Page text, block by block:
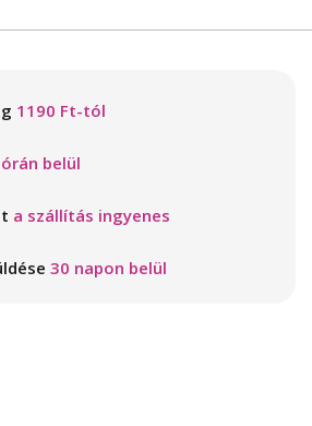
1190 Ft-tól
belül
a szállítás ingyenes
30 napon belül